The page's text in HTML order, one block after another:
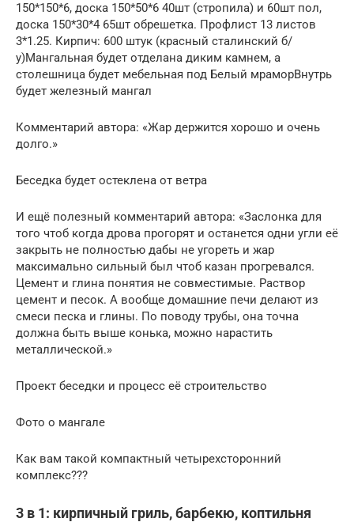
150*150*6, доска 150*50*6 40шт (стропила) и 60шт пол,
доска 150*30*4 65шт обрешетка. Профлист 13 листов
3*1.25. Кирпич: 600 штук (красный сталинский б/
у)Мангальная будет отделана диким камнем, а
столешница будет мебельная под Белый мраморВнутрь
будет железный мангал
Комментарий автора: «Жар держится хорошо и очень
долго.»
Беседка будет остеклена от ветра
И ещё полезный комментарий автора: «Заслонка для
того чтоб когда дрова прогорят и останется одни угли её
закрыть не полностью дабы не угореть и жар
максимально сильный был чтоб казан прогревался.
Цемент и глина понятия не совместимые. Раствор
цемент и песок. А вообще домашние печи делают из
смеси песка и глины. По поводу трубы, она точна
должна быть выше конька, можно нарастить
металлической.»
Проект беседки и процесс её строительство
Фото о мангале
Как вам такой компактный четырехсторонний
комплекс???
3 в 1: кирпичный гриль, барбекю, коптильня